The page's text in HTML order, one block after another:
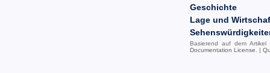
Geschichte
Lage und
Basierend auf dem Artikel
Documentation License . |